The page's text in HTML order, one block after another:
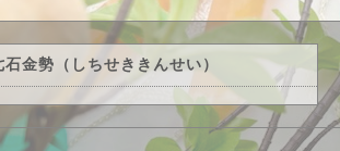
石金勢（しちせききんせい）